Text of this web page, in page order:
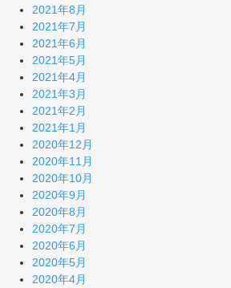
2021年8月
2021年7月
2021年6月
2021年5月
2021年4月
2021年3月
2021年2月
2021年1月
2020年12月
2020年11月
2020年10月
2020年9月
2020年8月
2020年7月
2020年6月
2020年5月
2020年4月